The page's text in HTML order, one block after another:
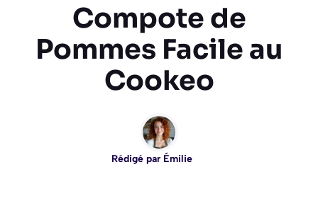
Compote de
Pommes Facile au
Cookeo
Rédigé par Émilie